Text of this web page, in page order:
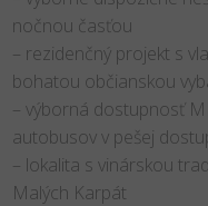
nočnou časťou
– rezidenčný projekt s
bohatou občianskou
– výborná dostupnosť
autobusov v pešej
– lokalita s vinárskou
Malých Karpát